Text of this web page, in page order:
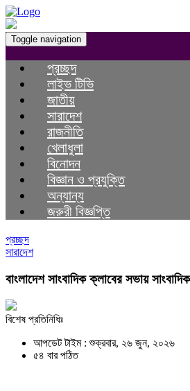
Toggle navigation
প্রচ্ছদ
লাইভ টিভি
জাতীয়
সারাদেশ
রাজনীতি
খেলাধুলা
বিনোদন
বিজ্ঞান ও প্রযুক্তি
অন্যান্য
জরুরী বিজ্ঞপ্তি
প্রচ্ছদ
সারাদেশ
বাংলাদেশ সাংবাদিক ক্লাবের সভায়
বিশেষ প্রতিনিধিঃ
আপডেট টাইম : শুক্রবার, ২৬ জুন, ২০২৬
৫৪ বার পঠিত